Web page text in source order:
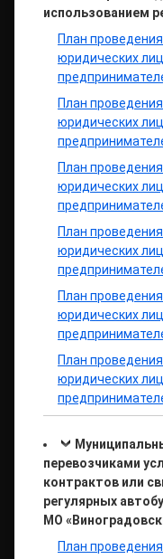
использованием
План
юридических
План
юридических
План
юридических
План
юридических
План
юридических
План
юридических
перевозчиками
контрактов или
регулярных
МО
План